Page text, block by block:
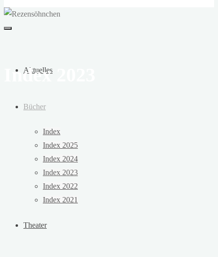
Aktuelles
Bücher
Index
Index 2025
Index 2024
Index 2023
Index 2022
Index 2021
Theater
Index 2023